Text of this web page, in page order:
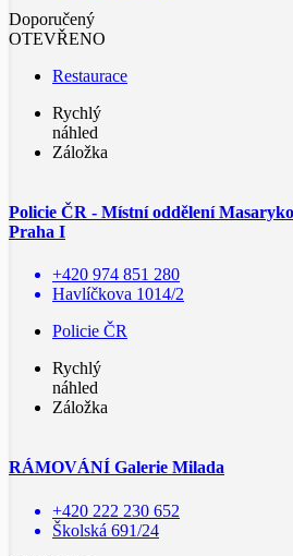
Doporučený
OTEVŘENO
Restaurace
Rychlý
náhled
Záložka
Policie ČR - Místní oddělení
Praha I
+420 974 851 280
Havlíčkova 1014/2
Policie ČR
Rychlý
náhled
Záložka
RÁMOVÁNÍ Galerie Milada
+420 222 230 652
Školská 691/24